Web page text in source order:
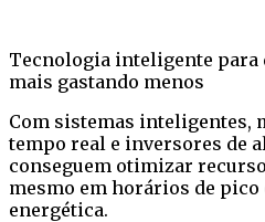
Tecnologia inteligente
mais gastando menos
Com sistemas inteligentes,
tempo real e inversores de
conseguem otimizar
mesmo em horários de
energética.